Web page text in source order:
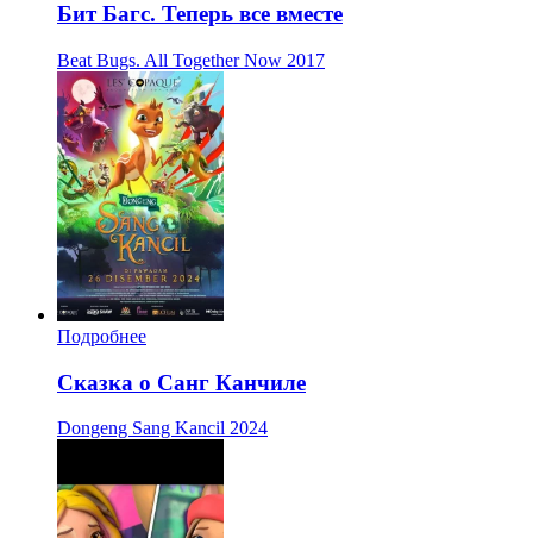
Бит Багс. Теперь все вместе
Beat Bugs. All Together Now 2017
Подробнее
Сказка о Санг Канчиле
Dongeng Sang Kancil 2024